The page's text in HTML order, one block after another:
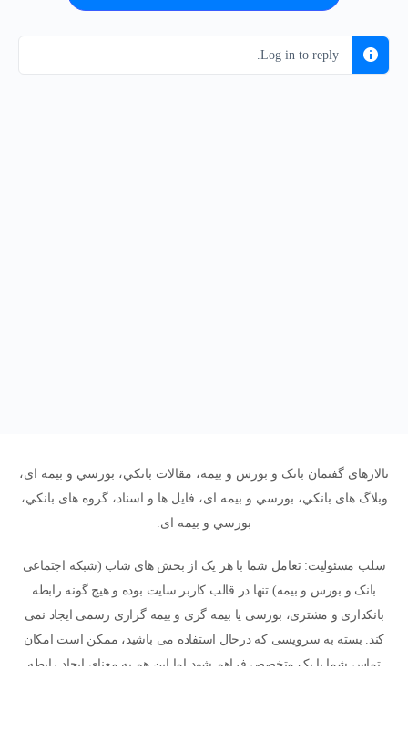
Log in to reply.
تالارهای گفتمان بانک و بورس و بیمه، مقالات بانکي، بورسي و بیمه ای،
وبلاگ های بانکي، بورسي و بیمه ای، فایل ها و اسناد، گروه های بانکي،
بورسي و بیمه ای.
سلب مسئولیت: تعامل شما با هر یک از بخش های شاب (شبکه اجتماعی
بانک و بورس و بیمه) تنها در قالب کاربر سایت بوده و هیچ گونه رابطه
بانکداری و مشتری، بورسی یا بیمه گری و بیمه گزاری رسمی ایجاد نمی
کند. بسته به سرویسی که درحال استفاده می باشید، ممکن است امکان
تماس شما با یک متخصص فراهم شود اما این هم به معنای ایجاد رابطه